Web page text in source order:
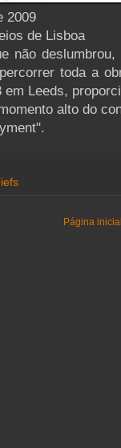
2009
de Lisboa
não
toda a
em Leeds,
alto do
Página